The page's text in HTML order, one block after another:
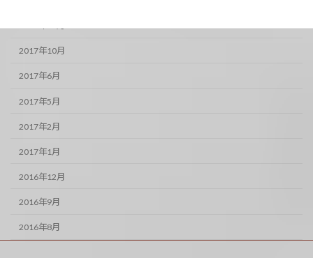
2017年11月
2017年10月
2017年6月
2017年5月
2017年2月
2017年1月
2016年12月
2016年9月
2016年8月